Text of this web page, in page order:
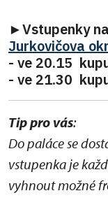
►Vstupenky
Jurkovičova
- ve 20.15
- ve 21.30
Tip pro vás:
Do paláce se
vstupenka je
vyhnout možné